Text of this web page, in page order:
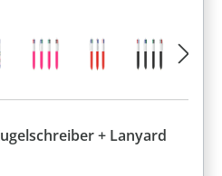
+ Lanyard